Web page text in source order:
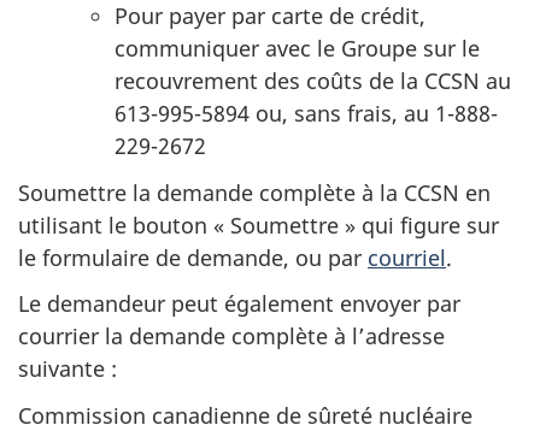
Pour payer par carte de crédit,
communiquer avec le Groupe sur le
recouvrement des coûts de la CCSN au
613-995-5894 ou, sans frais, au 1-888-
229-2672
Soumettre la demande complète à la CCSN en
utilisant le bouton « Soumettre » qui figure sur
le formulaire de demande, ou par courriel.
Le demandeur peut également envoyer par
courrier la demande complète à l’adresse
suivante :
Commission canadienne de sûreté nucléaire